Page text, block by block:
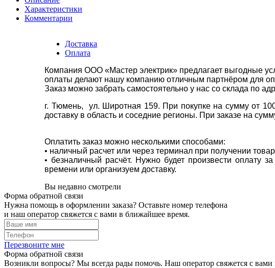
Характеристики
Комментарии
Доставка
Оплата
Компания ООО «Мастер электрик» предлагает выгодные
оплаты делают нашу компанию отличным партнёром для
Заказ можно забрать самостоятельно у нас со склада по
г. Тюмень, ул. Широтная 159. При покупке на сумму от
доставку в область и соседние регионы. При заказе на
Оплатить заказ можно несколькими способами:
• наличный расчет или через терминал при получении
• безналичный расчёт. Нужно будет произвести оплату
времени или организуем доставку.
Вы недавно смотрели
Форма обратной связи
Нужна помощь в оформлении заказа? Оставьте номер телефона
и наш оператор свяжется с вами в ближайшее время.
Перезвоните мне
Форма обратной связи
Возникли вопросы? Мы всегда рады помочь. Наш оператор свяжется с